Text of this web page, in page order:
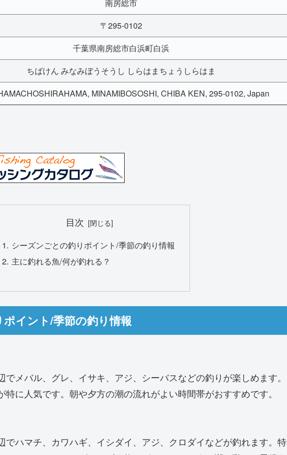
南房総市
〒295-0102
千葉県南房総市白浜町白浜
ちばけん みなみぼうそうし しらはまちょうしらはま
MINAMIBOSOSHI, CHIBA KEN, 295-0102, Japan
目次
シーズンごとの釣りポイント/季節の釣り情報
主に釣れる魚/何が釣れる？
イント/季節の釣り情報
メバル、グレ、イサキ、アジ、シーバスなどの釣りが楽しめます。
特に人気です。朝や夕方の潮の流れがよい時間帯がおすすめです。
でハマチ、カワハギ、イシダイ、アジ、クロダイなどが釣れます。特